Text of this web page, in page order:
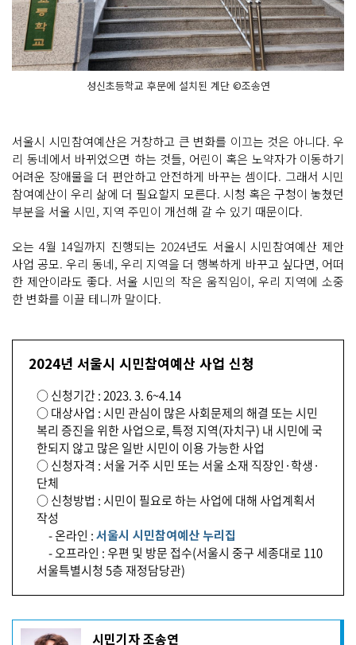
성신초등학교 후문에 설치된 계단 ©조송연
서울시 시민참여예산은 거창하고 큰 변화를 이끄는 것은 아니다. 우
리 동네에서 바뀌었으면 하는 것들, 어린이 혹은 노약자가 이동하기
어려운 장애물을 더 편안하고 안전하게 바꾸는 셈이다. 그래서 시민
참여예산이 우리 삶에 더 필요할지 모른다. 시청 혹은 구청이 놓쳤던
부분을 서울 시민, 지역 주민이 개선해 갈 수 있기 때문이다.
오는 4월 14일까지 진행되는 2024년도 서울시 시민참여예산 제안
사업 공모. 우리 동네, 우리 지역을 더 행복하게 바꾸고 싶다면, 어떠
한 제안이라도 좋다. 서울 시민의 작은 움직임이, 우리 지역에 소중
한 변화를 이끌 테니까 말이다.
2024년 서울시 시민참여예산 사업 신청
○ 신청기간 : 2023. 3. 6~4.14
○ 대상사업 : 시민 관심이 많은 사회문제의 해결 또는 시민
복리 증진을 위한 사업으로, 특정 지역(자치구) 내 시민에 국
한되지 않고 많은 일반 시민이 이용 가능한 사업
○ 신청자격 : 서울 거주 시민 또는 서울 소재 직장인·학생·
단체
○ 신청방법 : 시민이 필요로 하는 사업에 대해 사업계획서
작성
- 온라인 :서울시 시민참여예산 누리집
- 오프라인 : 우편 및 방문 접수(서울시 중구 세종대로 110
서울특별시청 5층 재정담당관)
기 시민기자 조송연